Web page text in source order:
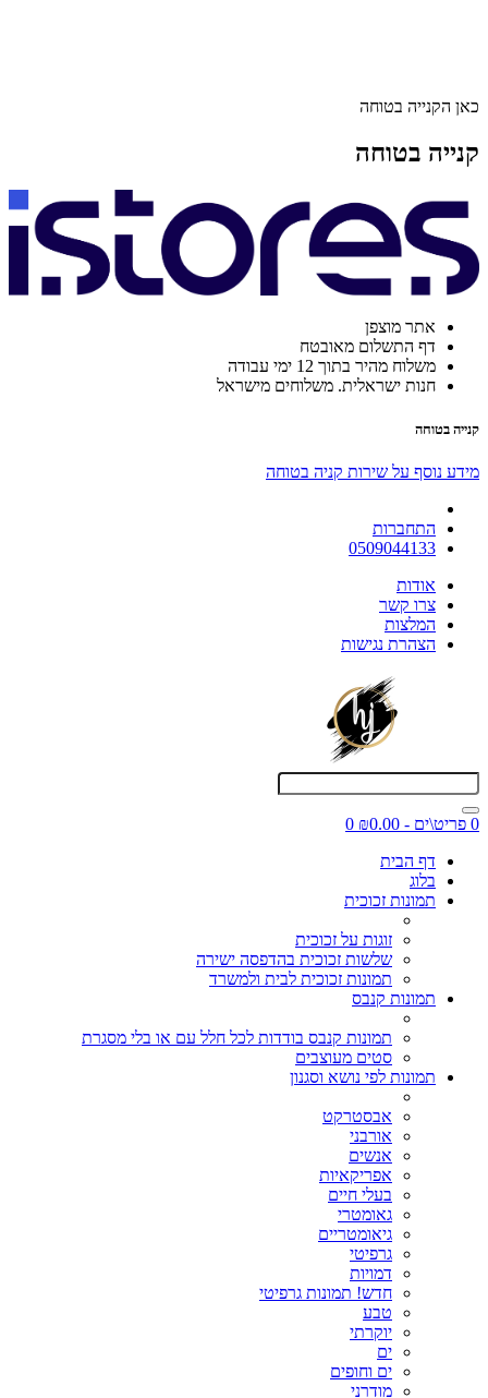
כאן הקנייה בטוחה
קנייה בטוחה
אתר מוצפן
דף התשלום מאובטח
משלוח מהיר בתוך 12 ימי עבודה
חנות ישראלית. משלוחים מישראל
קנייה בטוחה
מידע נוסף על שירות קניה בטוחה
התחברות
0509044133
אודות
צרו קשר
המלצות
הצהרת נגישות
0 פריט\ים - ₪0.00
0
דף הבית
בלוג
תמונות זכוכית
זוגות על זכוכית
שלשות זכוכית בהדפסה ישירה
תמונות זכוכית לבית ולמשרד
תמונות קנבס
תמונות קנבס בודדות לכל חלל עם או בלי מסגרת
סטים מעוצבים
תמונות לפי נושא וסגנון
אבסטרקט
אורבני
אנשים
אפריקאיות
בעלי חיים
גאומטרי
גיאומטריים
גרפיטי
דמויות
חדש! תמונות גרפיטי
טבע
יוקרתי
ים
ים וחופים
מודרני